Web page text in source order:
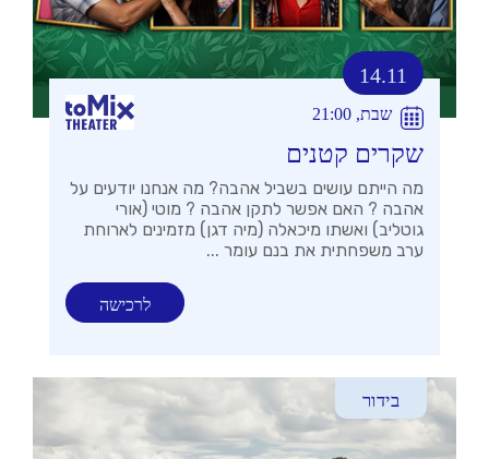
14.11
שבת, 21:00
שקרים קטנים
מה הייתם עושים בשביל אהבה? מה אנחנו יודעים על
אהבה ? האם אפשר לתקן אהבה ? מוטי (אורי
גוטליב) ואשתו מיכאלה (מיה דגן) מזמינים לארוחת
ערב משפחתית את בנם עומר ...
לרכישה
בידור